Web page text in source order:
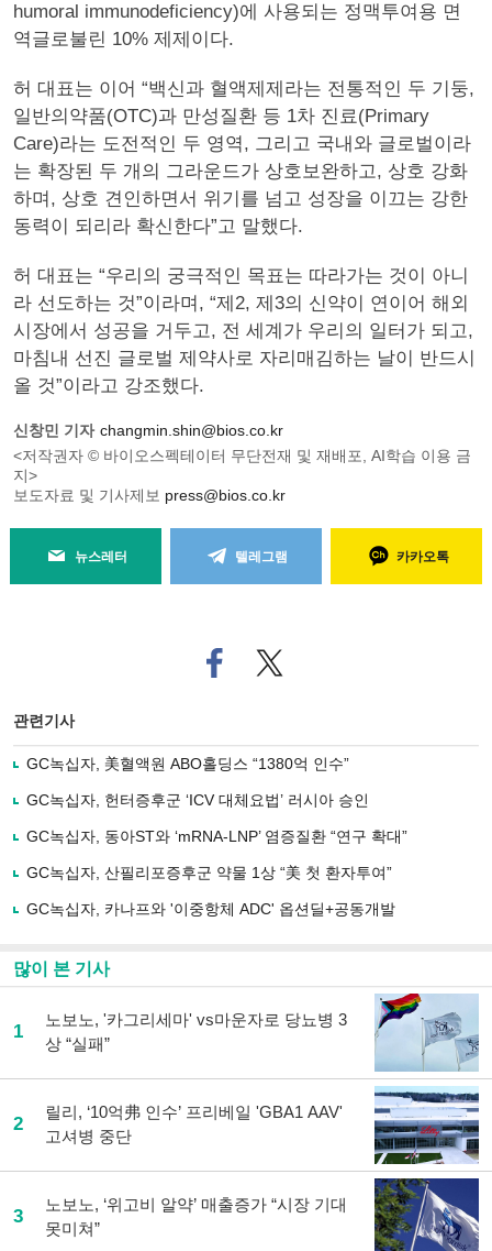
humoral immunodeficiency)에 사용되는 정맥투여용 면
역글로불린 10% 제제이다.
허 대표는 이어 “백신과 혈액제제라는 전통적인 두 기둥,
일반의약품(OTC)과 만성질환 등 1차 진료(Primary
Care)라는 도전적인 두 영역, 그리고 국내와 글로벌이라
는 확장된 두 개의 그라운드가 상호보완하고, 상호 강화
하며, 상호 견인하면서 위기를 넘고 성장을 이끄는 강한
동력이 되리라 확신한다”고 말했다.
허 대표는 “우리의 궁극적인 목표는 따라가는 것이 아니
라 선도하는 것”이라며, “제2, 제3의 신약이 연이어 해외
시장에서 성공을 거두고, 전 세계가 우리의 일터가 되고,
마침내 선진 글로벌 제약사로 자리매김하는 날이 반드시
올 것”이라고 강조했다.
신창민 기자 changmin.shin@bios.co.kr
<저작권자 © 바이오스펙테이터 무단전재 및 재배포, AI학습 이용 금
지>
보도자료 및 기사제보 press@bios.co.kr
뉴스레터 텔레그램 카카오톡
페
이
로
기
사
유
기
트위
터로
관련기사
GC녹십자, 美혈액원 ABO홀딩스 “1380억 인수”
GC녹십자, 헌터증후군 ‘ICV 대체요법’ 러시아 승인
GC녹십자, 동아ST와 ‘mRNA-LNP’ 염증질환 “연구 확대”
GC녹십자, 산필리포증후군 약물 1상 “美 첫 환자투여”
GC녹십자, 카나프와 '이중항체 ADC' 옵션딜+공동개발
많이 본 기사
1
노보노, '카그리세마' vs마운자로 당뇨병 3
상 “실패”
2
릴리, ‘10억弗 인수’ 프리베일 'GBA1 AAV'
고셔병 중단
3
노보노, ‘위고비 알약’ 매출증가 “시장 기대
못미쳐”